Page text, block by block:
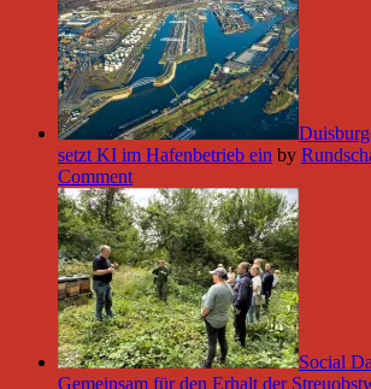
setzt KI im Hafenbetrieb ein by
Comment
Social
Gemeinsam für den Erhalt der